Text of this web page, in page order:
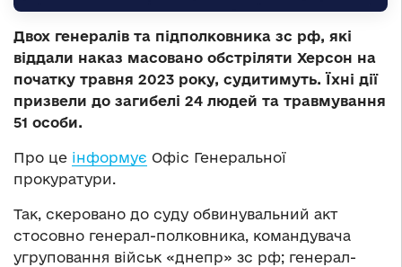
Двох генералів та підполковника зс рф, які
віддали наказ масовано обстріляти Херсон на
початку травня 2023 року, судитимуть. Їхні дії
призвели до загибелі 24 людей та травмування
51 особи.
Про це інформує Офіс Генеральної
прокуратури.
Так, скеровано до суду обвинувальний акт
стосовно генерал-полковника, командувача
угруповання військ «днепр» зс рф; генерал-